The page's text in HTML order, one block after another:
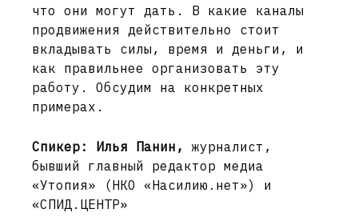
что они могут дать. В какие каналы
продвижения действительно стоит
вкладывать силы, время и деньги, и
как правильнее организовать эту
работу. Обсудим на конкретных
примерах.
Спикер: Илья Панин,
журналист,
бывший главный редактор медиа
«Утопия» (НКО «Насилию.нет») и
«СПИД.ЦЕНТР»